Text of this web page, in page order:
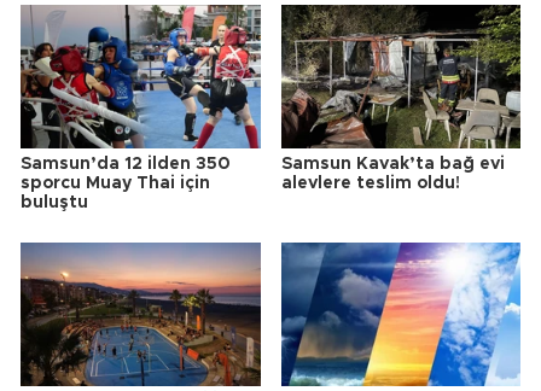
Samsun’da 12 ilden 350
sporcu Muay Thai için
buluştu
Samsun Kavak’ta bağ evi
alevlere teslim oldu!